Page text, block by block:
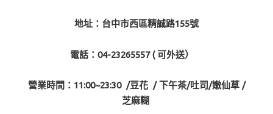
地址：台中市西區精誠路155號
電話：04-23265557 ( 可外送）
營業時間：11:00~23:30 /豆花 / 下午茶/吐司/嫩仙草 /
芝麻糊